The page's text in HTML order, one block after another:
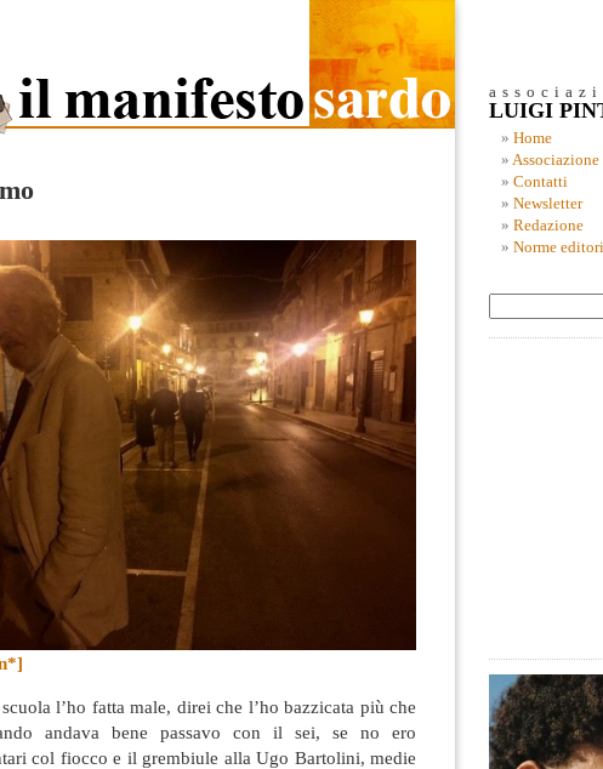
l’ho fatta male, direi che l’ho bazzicata più che
andava bene passavo con il sei, se no ero
col fiocco e il grembiule alla Ugo Bartolini, medie
LUIGI
Home
Associazione
Contatti
Newsletter
Redazione
Norme